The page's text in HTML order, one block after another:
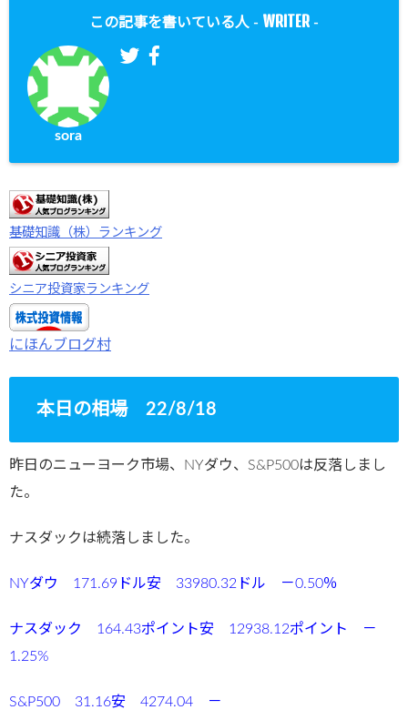
この記事を書いている人 - WRITER -
sora
基礎知識（株）ランキング
シニア投資家ランキング
にほんブログ村
本日の相場 22/8/18
昨日のニューヨーク市場、NYダウ、S&P500は反落しまし
た。
ナスダックは続落しました。
NYダウ 171.69ドル安 33980.32ドル －0.50％
ナスダック 164.43ポイント安 12938.12ポイント －
1.25%
S&P500 31.16安 4274.04 －